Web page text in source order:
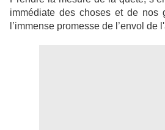
immédiate des choses et de nos
l’immense promesse de l’envol de